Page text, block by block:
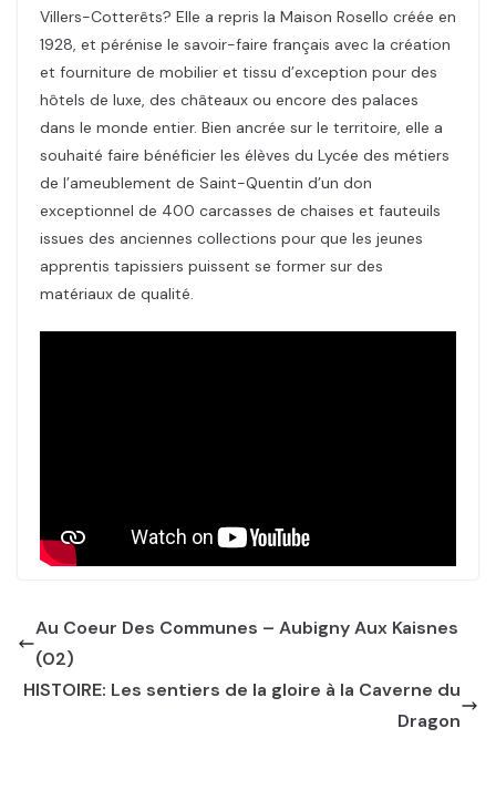
Villers-Cotterêts? Elle a repris la Maison Rosello créée en
1928, et pérénise le savoir-faire français avec la création
et fourniture de mobilier et tissu d’exception pour des
hôtels de luxe, des châteaux ou encore des palaces
dans le monde entier. Bien ancrée sur le territoire, elle a
souhaité faire bénéficier les élèves du Lycée des métiers
de l’ameublement de Saint-Quentin d’un don
exceptionnel de 400 carcasses de chaises et fauteuils
issues des anciennes collections pour que les jeunes
apprentis tapissiers puissent se former sur des
matériaux de qualité.
Au Coeur Des Communes – Aubigny Aux Kaisnes
(02)
HISTOIRE: Les sentiers de la gloire à la Caverne du
Dragon